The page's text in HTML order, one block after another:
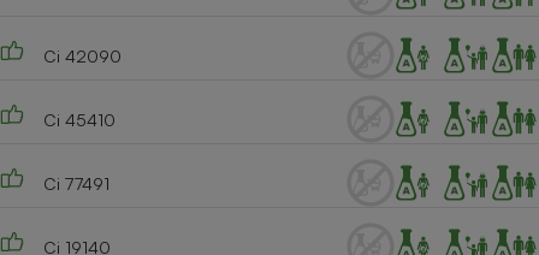
Ci 42090
Ci 45410
Ci 77491
Ci 19140